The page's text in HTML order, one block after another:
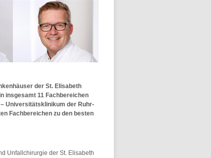
der St. Elisabeth
insgesamt 11 Fachbereichen
Universitätsklinikum der Ruhr-
Fachbereichen zu den besten
Unfallchirurgie der St. Elisabeth